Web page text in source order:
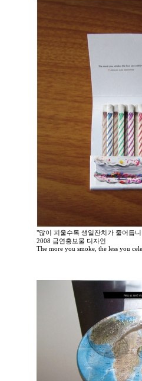
"많이 피울수록 생일잔치가 줄어듭
2008 금연홍보물 디자인
The more you smoke, the less you